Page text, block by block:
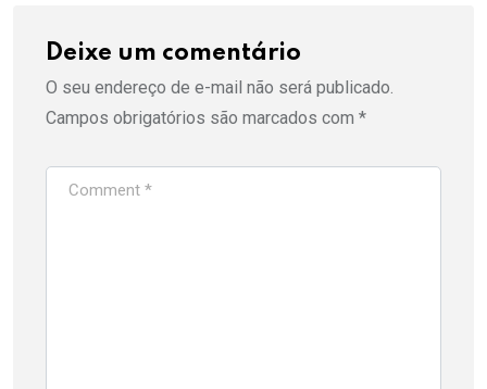
Deixe um comentário
O seu endereço de e-mail não será publicado.
Campos obrigatórios são marcados com *